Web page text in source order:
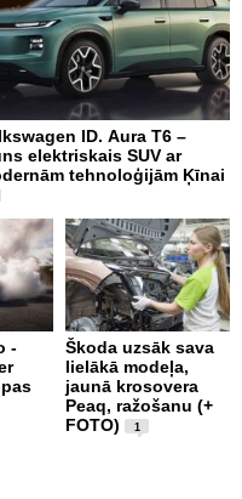
ID. Aura T6 –
elektriskais SUV ar
tehnoloģijām Ķīnai
-
Škoda uzsāk sava
lielākā modeļa,
jaunā krosovera
Peaq, ražošanu (+
FOTO)
1